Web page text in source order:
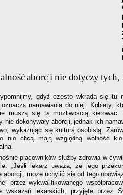
aborcji nie dotyczy tych,
gdyż często wkrada się tu
namawiania do niej. Kobiety,
muszą się tą możliwością
nie dokonywały aborcji, jednak ich
wykazując się kulturą osobistą.
nie chcą mają względną wolność
pracowników służby zdrowia w
„Jeśli lekarz uważa, że jego
aborcji, może uchylić się od tego
przez wykwalifikowanego
wskazań lekarskich, przyjęte przez